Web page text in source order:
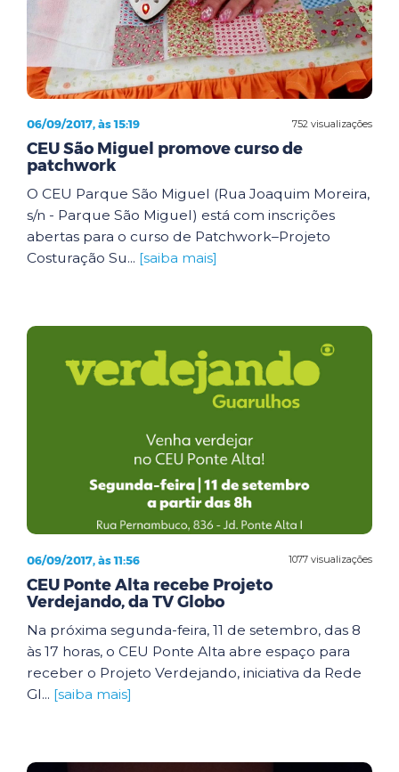
752 visualizações
06/09/2017, às 15:19
CEU São Miguel promove curso de
patchwork
O CEU Parque São Miguel (Rua Joaquim Moreira,
s/n - Parque São Miguel) está com inscrições
abertas para o curso de Patchwork–Projeto
Costuração Su... [saiba mais]
1077 visualizações
06/09/2017, às 11:56
CEU Ponte Alta recebe Projeto
Verdejando, da TV Globo
Na próxima segunda-feira, 11 de setembro, das 8
às 17 horas, o CEU Ponte Alta abre espaço para
receber o Projeto Verdejando, iniciativa da Rede
Gl... [saiba mais]